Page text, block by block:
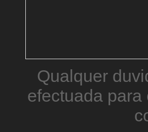
Qualquer
efectuada